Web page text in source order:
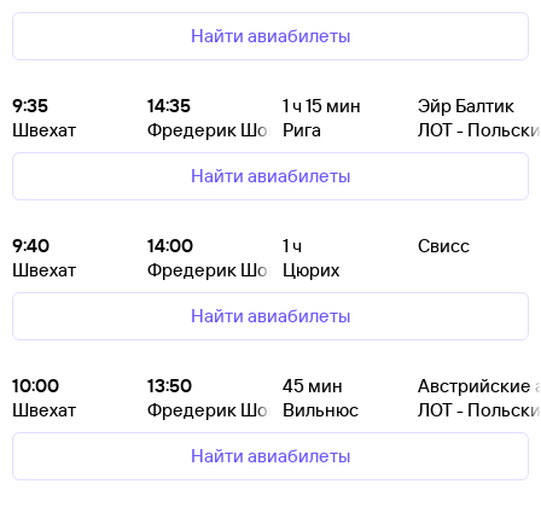
Найти авиабилеты
9:35
Швехат
14:35
Фредерик Шопен
1ч 15 мин
Рига
Эйр Балтик
ЛОТ -
Найти авиабилеты
9:40
Швехат
14:00
Фредерик Шопен
1ч
Цюрих
Свисс
Найти авиабилеты
10:00
Швехат
13:50
Фредерик Шопен
45 мин
Вильнюс
Австрийские
ЛОТ -
Найти авиабилеты